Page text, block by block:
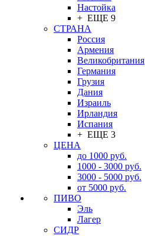
Настойка
+ ЕЩЕ 9
СТРАНА
Россия
Армения
Великобритания
Германия
Грузия
Дания
Израиль
Ирландия
Испания
+ ЕЩЕ 3
ЦЕНА
до 1000 руб.
1000 - 3000 руб.
3000 - 5000 руб.
от 5000 руб.
ПИВО
Эль
Лагер
СИДР